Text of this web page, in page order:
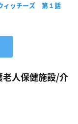
ィッチーズ 第１話
老人保健施設/介